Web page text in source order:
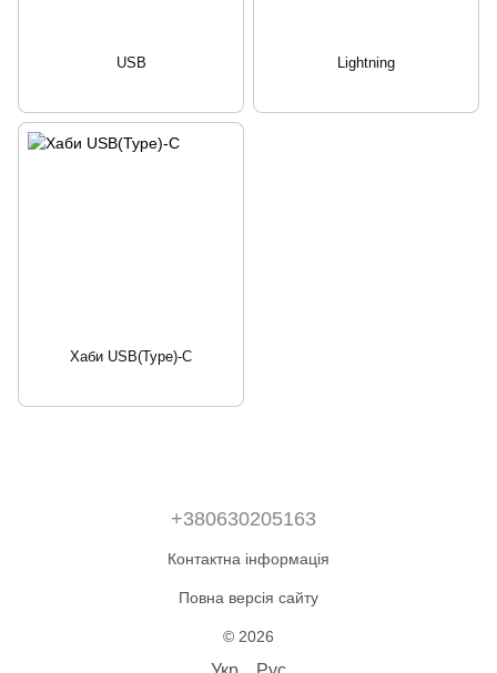
USB Lightning
Хаби USB(Type)-C
+380630205163
Контактна інформація
Повна версія сайту
© 2026